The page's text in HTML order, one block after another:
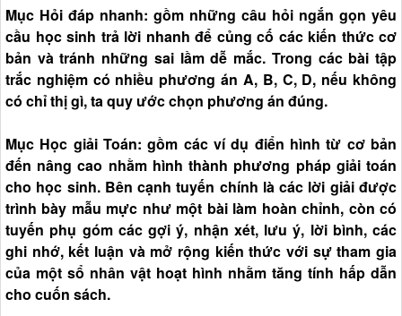
Mục Hỏi đáp nhanh: gồm những câu hỏi ngắn gọn yêu
cầu học sinh trả lời nhanh để củng cố các kiến thức cơ
bản và tránh những sai lầm dễ mắc. Trong các bài tập
trắc nghiệm có nhiều phương án A, B, C, D, nếu không
có chỉ thị gì, ta quy ước chọn phương án đúng.
Mục Học giải Toán: gồm các ví dụ điển hình từ cơ bản
đến nâng cao nhằm hình thành phương pháp giải toán
cho học sinh. Bên cạnh tuyến chính là các lời giải được
trình bày mẫu mực như một bài làm hoàn chỉnh, còn có
tuyến phụ góm các gợi ý, nhận xét, lưu ý, lời bình, các
ghi nhớ, kết luận và mở rộng kiến thức với sự tham gia
của một sổ nhân vật hoạt hình nhằm tăng tính hấp dẫn
cho cuốn sách.